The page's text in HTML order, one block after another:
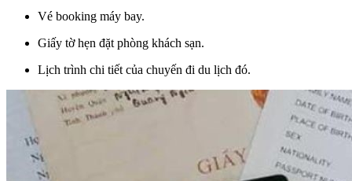
Vé booking máy bay.
Giấy tờ hẹn đặt phòng khách sạn.
Lịch trình chi tiết của chuyến đi du lịch đó.